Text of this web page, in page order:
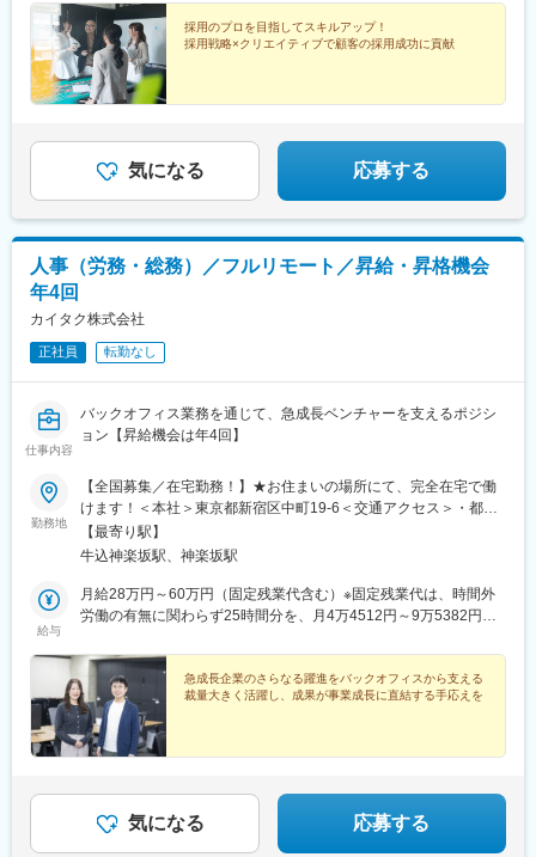
採用のプロを目指してスキルアップ！
採用戦略×クリエイティブで顧客の採用成功に貢献
気になる 応募する
人事（労務・総務）／フルリモート／昇給・昇格機会
年4回
カイタク株式会社
正社員 転勤なし
仕事内容
バックオフィス業務を通じて、急成長ベンチャーを支えるポジシ
ョン【昇給機会は年4回】
勤務地
【全国募集／在宅勤務！】★お住まいの場所にて、完全在宅で働
けます！＜本社＞東京都新宿区中町19-6＜交通アクセス＞・都営
大江戸線「牛込神楽坂駅」より徒歩4分・東京メトロ東西線「神楽
坂駅」より徒歩8分・JR中央線／総武線「飯田橋駅」より徒歩約
【最寄り駅】
牛込神楽坂駅、神楽坂駅
給与
月給28万円～60万円（固定残業代含む）※固定残業代は、時間外
労働の有無に関わらず25時間分を、月4万4512円～9万5382円支
急成長企業のさらなる躍進をバックオフィスから支える
裁量大きく活躍し、成果が事業成長に直結する手応えを
気になる 応募する